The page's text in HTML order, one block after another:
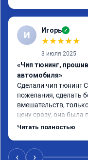
И Игорь ✓
★★★★★
3 июля 2025
«Чип тюнинг,
автомобиля»
Сделали чип тюнинг
пожелания, сделать
вмешательств,
цену сразу, она была
изменений.
и процветания
Читать полностью
‹ ›